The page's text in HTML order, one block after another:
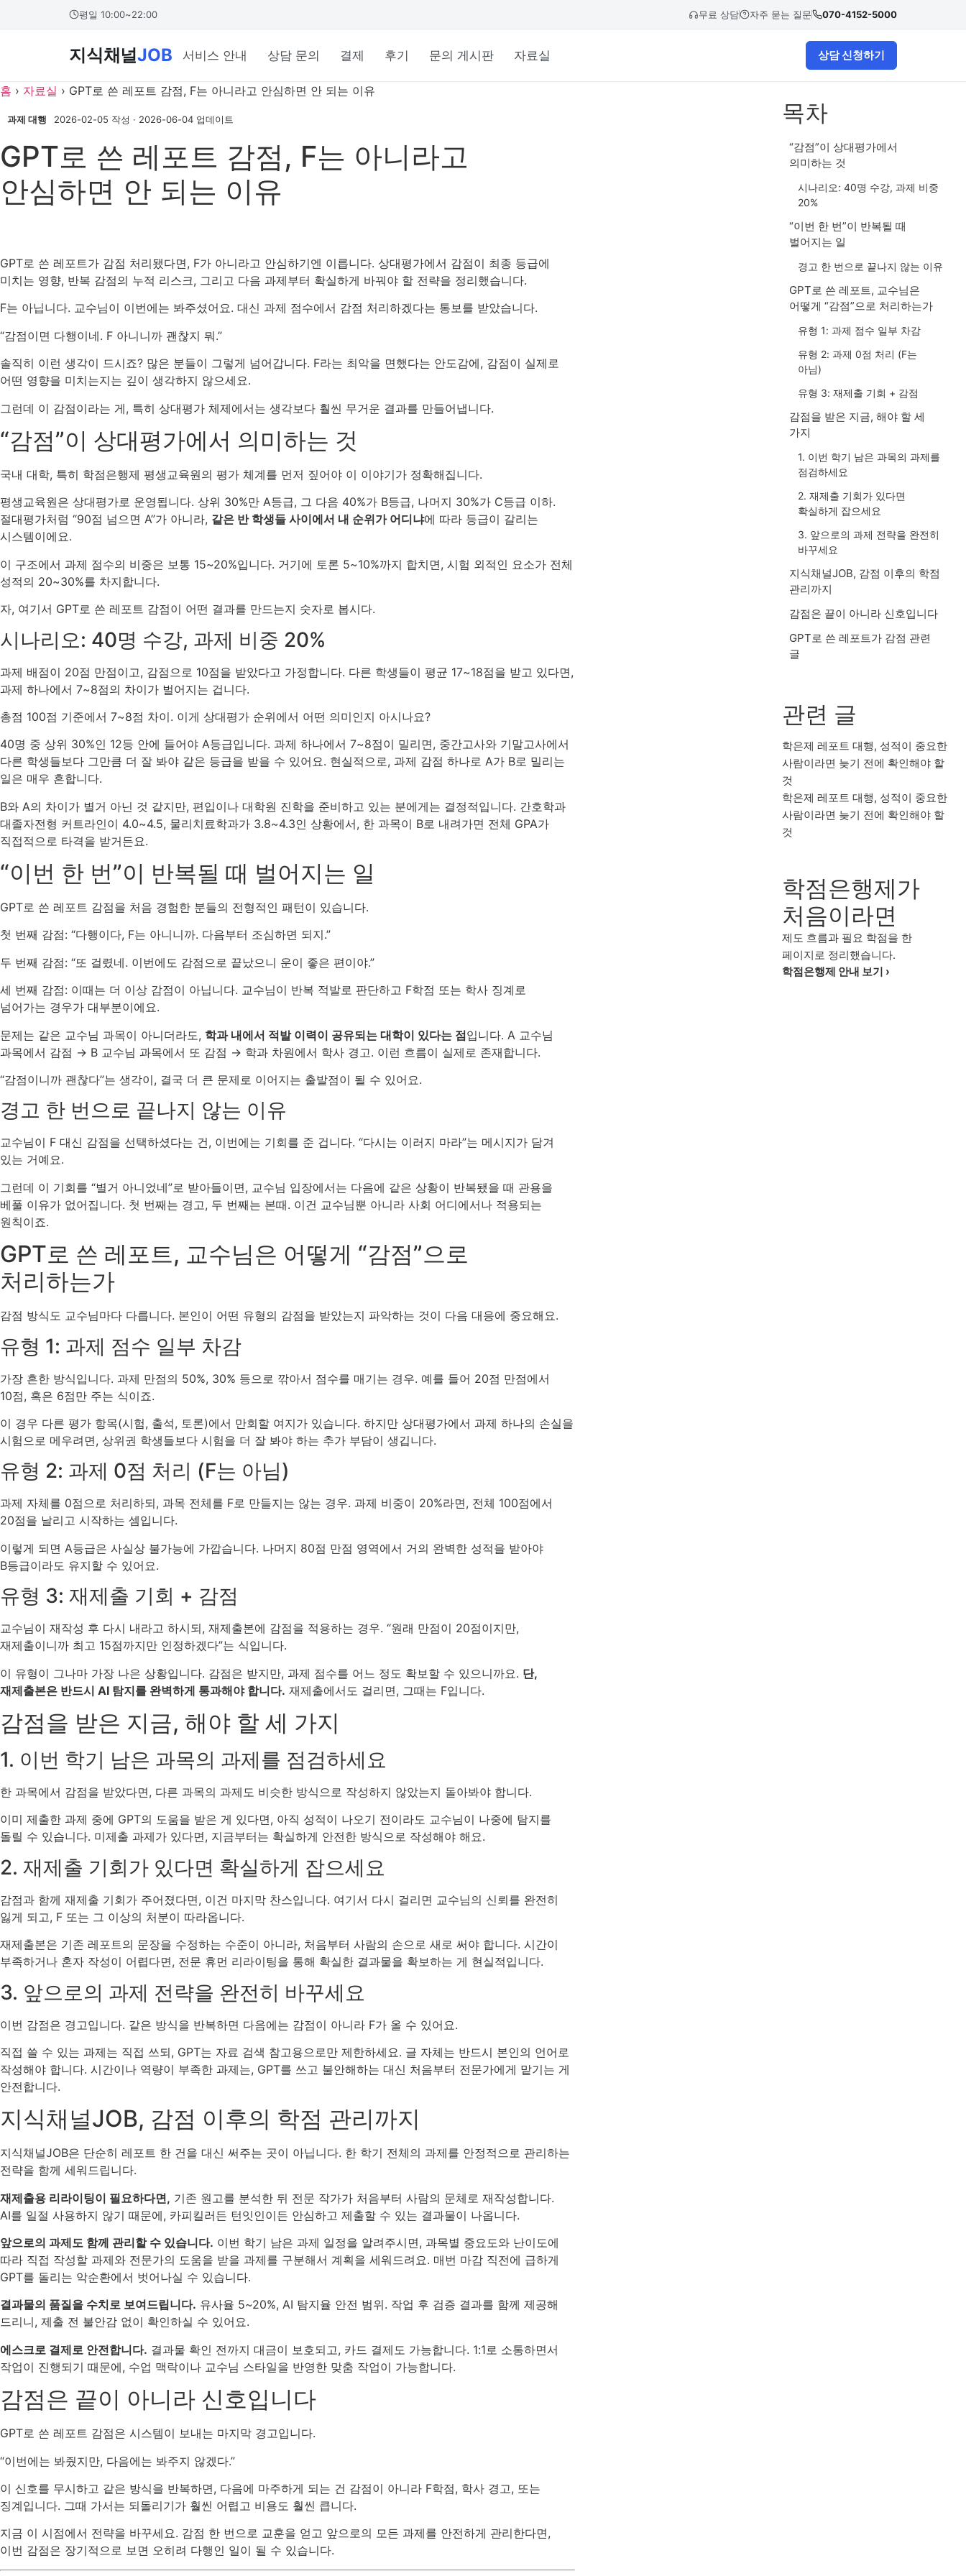
텐
건
너
본문 바로가기 평일 10:00~22:00 무료 상담 자주 묻는 질문 070-4152-5000
지식채널JOB 서비스 안내 상담 문의 결제 후기 문의 게시판 자료실 상담 신청하기
홈 › 자료실 › GPT로 쓴 레포트 감점, F는 아니라고 안심하면 안 되는 이유
과제 대행 2026-02-05 작성 · 2026-06-04 업데이트
GPT로 쓴 레포트 감점, F는 아니라고
안심하면 안 되는 이유
GPT로 쓴 레포트가 감점 처리됐다면, F가 아니라고 안심하기엔 이릅니다. 상대평가에서 감점이 최종 등급에
미치는 영향, 반복 감점의 누적 리스크, 그리고 다음 과제부터 확실하게 바꿔야 할 전략을 정리했습니다.
F는 아닙니다. 교수님이 이번에는 봐주셨어요. 대신 과제 점수에서 감점 처리하겠다는 통보를 받았습니다.
“감점이면 다행이네. F 아니니까 괜찮지 뭐.”
솔직히 이런 생각이 드시죠? 많은 분들이 그렇게 넘어갑니다. F라는 최악을 면했다는 안도감에, 감점이 실제로
어떤 영향을 미치는지는 깊이 생각하지 않으세요.
그런데 이 감점이라는 게, 특히 상대평가 체제에서는 생각보다 훨씬 무거운 결과를 만들어냅니다.
“감점”이 상대평가에서 의미하는 것
국내 대학, 특히 학점은행제 평생교육원의 평가 체계를 먼저 짚어야 이 이야기가 정확해집니다.
평생교육원은 상대평가로 운영됩니다. 상위 30%만 A등급, 그 다음 40%가 B등급, 나머지 30%가 C등급 이하.
절대평가처럼 “90점 넘으면 A”가 아니라, 같은 반 학생들 사이에서 내 순위가 어디냐에 따라 등급이 갈리는
시스템이에요.
이 구조에서 과제 점수의 비중은 보통 15~20%입니다. 거기에 토론 5~10%까지 합치면, 시험 외적인 요소가 전체
성적의 20~30%를 차지합니다.
자, 여기서 GPT로 쓴 레포트 감점이 어떤 결과를 만드는지 숫자로 봅시다.
시나리오: 40명 수강, 과제 비중 20%
과제 배점이 20점 만점이고, 감점으로 10점을 받았다고 가정합니다. 다른 학생들이 평균 17~18점을 받고 있다면,
과제 하나에서 7~8점의 차이가 벌어지는 겁니다.
총점 100점 기준에서 7~8점 차이. 이게 상대평가 순위에서 어떤 의미인지 아시나요?
40명 중 상위 30%인 12등 안에 들어야 A등급입니다. 과제 하나에서 7~8점이 밀리면, 중간고사와 기말고사에서
다른 학생들보다 그만큼 더 잘 봐야 같은 등급을 받을 수 있어요. 현실적으로, 과제 감점 하나로 A가 B로 밀리는
일은 매우 흔합니다.
B와 A의 차이가 별거 아닌 것 같지만, 편입이나 대학원 진학을 준비하고 있는 분에게는 결정적입니다. 간호학과
대졸자전형 커트라인이 4.0~4.5, 물리치료학과가 3.8~4.3인 상황에서, 한 과목이 B로 내려가면 전체 GPA가
직접적으로 타격을 받거든요.
“이번 한 번”이 반복될 때 벌어지는 일
GPT로 쓴 레포트 감점을 처음 경험한 분들의 전형적인 패턴이 있습니다.
첫 번째 감점: “다행이다, F는 아니니까. 다음부터 조심하면 되지.”
두 번째 감점: “또 걸렸네. 이번에도 감점으로 끝났으니 운이 좋은 편이야.”
세 번째 감점: 이때는 더 이상 감점이 아닙니다. 교수님이 반복 적발로 판단하고 F학점 또는 학사 징계로
넘어가는 경우가 대부분이에요.
문제는 같은 교수님 과목이 아니더라도, 학과 내에서 적발 이력이 공유되는 대학이 있다는 점입니다. A 교수님
과목에서 감점 → B 교수님 과목에서 또 감점 → 학과 차원에서 학사 경고. 이런 흐름이 실제로 존재합니다.
“감점이니까 괜찮다”는 생각이, 결국 더 큰 문제로 이어지는 출발점이 될 수 있어요.
경고 한 번으로 끝나지 않는 이유
교수님이 F 대신 감점을 선택하셨다는 건, 이번에는 기회를 준 겁니다. “다시는 이러지 마라”는 메시지가 담겨
있는 거예요.
그런데 이 기회를 “별거 아니었네”로 받아들이면, 교수님 입장에서는 다음에 같은 상황이 반복됐을 때 관용을
베풀 이유가 없어집니다. 첫 번째는 경고, 두 번째는 본때. 이건 교수님뿐 아니라 사회 어디에서나 적용되는
원칙이죠.
GPT로 쓴 레포트, 교수님은 어떻게 “감점”으로
처리하는가
감점 방식도 교수님마다 다릅니다. 본인이 어떤 유형의 감점을 받았는지 파악하는 것이 다음 대응에 중요해요.
유형 1: 과제 점수 일부 차감
가장 흔한 방식입니다. 과제 만점의 50%, 30% 등으로 깎아서 점수를 매기는 경우. 예를 들어 20점 만점에서
10점, 혹은 6점만 주는 식이죠.
이 경우 다른 평가 항목(시험, 출석, 토론)에서 만회할 여지가 있습니다. 하지만 상대평가에서 과제 하나의 손실을
시험으로 메우려면, 상위권 학생들보다 시험을 더 잘 봐야 하는 추가 부담이 생깁니다.
유형 2: 과제 0점 처리 (F는 아님)
과제 자체를 0점으로 처리하되, 과목 전체를 F로 만들지는 않는 경우. 과제 비중이 20%라면, 전체 100점에서
20점을 날리고 시작하는 셈입니다.
이렇게 되면 A등급은 사실상 불가능에 가깝습니다. 나머지 80점 만점 영역에서 거의 완벽한 성적을 받아야
B등급이라도 유지할 수 있어요.
유형 3: 재제출 기회 + 감점
교수님이 재작성 후 다시 내라고 하시되, 재제출본에 감점을 적용하는 경우. “원래 만점이 20점이지만,
재제출이니까 최고 15점까지만 인정하겠다”는 식입니다.
이 유형이 그나마 가장 나은 상황입니다. 감점은 받지만, 과제 점수를 어느 정도 확보할 수 있으니까요. 단,
재제출본은 반드시 AI 탐지를 완벽하게 통과해야 합니다. 재제출에서도 걸리면, 그때는 F입니다.
감점을 받은 지금, 해야 할 세 가지
1. 이번 학기 남은 과목의 과제를 점검하세요
한 과목에서 감점을 받았다면, 다른 과목의 과제도 비슷한 방식으로 작성하지 않았는지 돌아봐야 합니다.
이미 제출한 과제 중에 GPT의 도움을 받은 게 있다면, 아직 성적이 나오기 전이라도 교수님이 나중에 탐지를
돌릴 수 있습니다. 미제출 과제가 있다면, 지금부터는 확실하게 안전한 방식으로 작성해야 해요.
2. 재제출 기회가 있다면 확실하게 잡으세요
감점과 함께 재제출 기회가 주어졌다면, 이건 마지막 찬스입니다. 여기서 다시 걸리면 교수님의 신뢰를 완전히
잃게 되고, F 또는 그 이상의 처분이 따라옵니다.
재제출본은 기존 레포트의 문장을 수정하는 수준이 아니라, 처음부터 사람의 손으로 새로 써야 합니다. 시간이
부족하거나 혼자 작성이 어렵다면, 전문 휴먼 리라이팅을 통해 확실한 결과물을 확보하는 게 현실적입니다.
3. 앞으로의 과제 전략을 완전히 바꾸세요
이번 감점은 경고입니다. 같은 방식을 반복하면 다음에는 감점이 아니라 F가 올 수 있어요.
직접 쓸 수 있는 과제는 직접 쓰되, GPT는 자료 검색 참고용으로만 제한하세요. 글 자체는 반드시 본인의 언어로
작성해야 합니다. 시간이나 역량이 부족한 과제는, GPT를 쓰고 불안해하는 대신 처음부터 전문가에게 맡기는 게
안전합니다.
지식채널JOB, 감점 이후의 학점 관리까지
지식채널JOB은 단순히 레포트 한 건을 대신 써주는 곳이 아닙니다. 한 학기 전체의 과제를 안정적으로 관리하는
전략을 함께 세워드립니다.
재제출용 리라이팅이 필요하다면, 기존 원고를 분석한 뒤 전문 작가가 처음부터 사람의 문체로 재작성합니다.
AI를 일절 사용하지 않기 때문에, 카피킬러든 턴잇인이든 안심하고 제출할 수 있는 결과물이 나옵니다.
앞으로의 과제도 함께 관리할 수 있습니다. 이번 학기 남은 과제 일정을 알려주시면, 과목별 중요도와 난이도에
따라 직접 작성할 과제와 전문가의 도움을 받을 과제를 구분해서 계획을 세워드려요. 매번 마감 직전에 급하게
GPT를 돌리는 악순환에서 벗어나실 수 있습니다.
결과물의 품질을 수치로 보여드립니다. 유사율 5~20%, AI 탐지율 안전 범위. 작업 후 검증 결과를 함께 제공해
드리니, 제출 전 불안감 없이 확인하실 수 있어요.
에스크로 결제로 안전합니다. 결과물 확인 전까지 대금이 보호되고, 카드 결제도 가능합니다. 1:1로 소통하면서
작업이 진행되기 때문에, 수업 맥락이나 교수님 스타일을 반영한 맞춤 작업이 가능합니다.
감점은 끝이 아니라 신호입니다
GPT로 쓴 레포트 감점은 시스템이 보내는 마지막 경고입니다.
“이번에는 봐줬지만, 다음에는 봐주지 않겠다.”
이 신호를 무시하고 같은 방식을 반복하면, 다음에 마주하게 되는 건 감점이 아니라 F학점, 학사 경고, 또는
징계입니다. 그때 가서는 되돌리기가 훨씬 어렵고 비용도 훨씬 큽니다.
지금 이 시점에서 전략을 바꾸세요. 감점 한 번으로 교훈을 얻고 앞으로의 모든 과제를 안전하게 관리한다면,
이번 감점은 장기적으로 보면 오히려 다행인 일이 될 수 있습니다.
목차
“감점”이 상대평가에서
의미하는 것
시나리오: 40명 수강, 과제 비중
20%
“이번 한 번”이 반복될 때
벌어지는 일
경고 한 번으로 끝나지 않는 이유
GPT로 쓴 레포트, 교수님은
어떻게 “감점”으로 처리하는가
유형 1: 과제 점수 일부 차감
유형 2: 과제 0점 처리 (F는
아님)
유형 3: 재제출 기회 + 감점
감점을 받은 지금, 해야 할 세
가지
1. 이번 학기 남은 과목의 과제를
점검하세요
2. 재제출 기회가 있다면
확실하게 잡으세요
3. 앞으로의 과제 전략을 완전히
바꾸세요
지식채널JOB, 감점 이후의 학점
관리까지
감점은 끝이 아니라 신호입니다
GPT로 쓴 레포트가 감점 관련
글
관련 글
학은제 레포트 대행, 성적이 중요한
사람이라면 늦기 전에 확인해야 할
것
학은제 레포트 대행, 성적이 중요한
사람이라면 늦기 전에 확인해야 할
것
학점은행제가
처음이라면
제도 흐름과 필요 학점을 한
페이지로 정리했습니다.
학점은행제 안내 보기 ›